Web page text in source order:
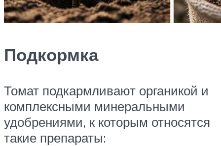
Подкормка
Томат подкармливают органикой и
комплексными минеральными
удобрениями, к которым относятся
такие препараты: